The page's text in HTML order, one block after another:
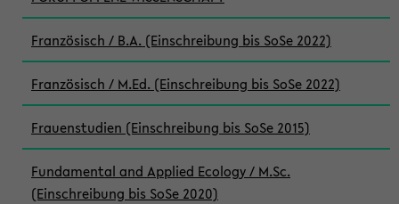
Französisch / B.A. (Einschreibung bis SoSe 2022)
Französisch / M.Ed. (Einschreibung bis SoSe 2022)
Frauenstudien (Einschreibung bis SoSe 2015)
Fundamental and Applied Ecology / M.Sc.
(Einschreibung bis SoSe 2020)